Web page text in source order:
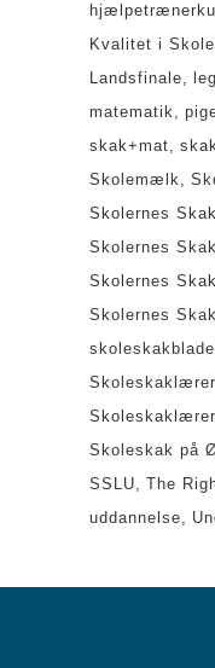
Kvalitet i
Landsfinale
matematik
skak+mat
Skolemælk
Skolernes
Skolernes
Skolernes
Skolernes
Skoleskak på
SSLU
The
uddannelse